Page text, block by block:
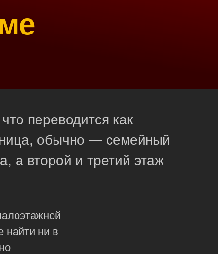
переводится как
обычно — семейный
а второй и третий этаж
найти ни в